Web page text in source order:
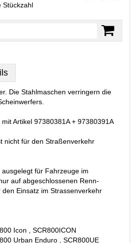
Stückzahl
Die Stahlmaschen verringern die
Artikel 97380381A + 97380391A
nicht für den Straßenverkehr
ausgelegt für Fahrzeuge im
auf abgeschlossenen Renn-
Einsatz im Strassenverkehr
Icon , SCR800ICON
Urban Enduro , SCR800UE